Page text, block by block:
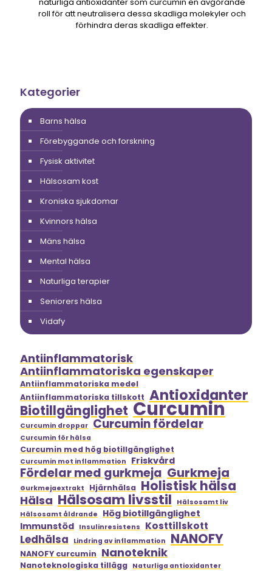
roll för att neutralisera dessa skadliga molekyler och
förhindra deras skadliga effekter.
Kategorier
Barns hälsa
Förebyggande och forskning
Fysisk aktivitet
Hälsosam kost
Kroniska sjukdomar
Kvinnors hälsa
Mäns hälsa
Mental hälsa
Naturliga terapier
Seniorers hälsa
Vidafy
Antiinflammatorisk
Antiinflammatoriska egenskaper
Antiinflammatoriska medel
Antiinflammatoriska tillskott Antioxidanter
Biotillgänglighet Curcumin
Curcumin droppar Curcumin fördelar
Curcumin för hälsa
Curcumin med hög biotillgänglighet
Curcumin mot inflammation Friskvård
Fördelar med gurkmeja Gurkmeja
Gurkmejaextrakt Hjärnhälsa Holistisk hälsa
Hälsa Hälsosam livsstil
Hälsosamt liv
Hälsosamt åldrande
Hög biotillgänglighet
Immunstöd Insulinresistens Kosttillskott
Ledhälsa Lindring av inflammation NANOFY
NANOFY curcumin Nanoteknik
Nanoteknologiska tillägg Naturliga antioxidanter